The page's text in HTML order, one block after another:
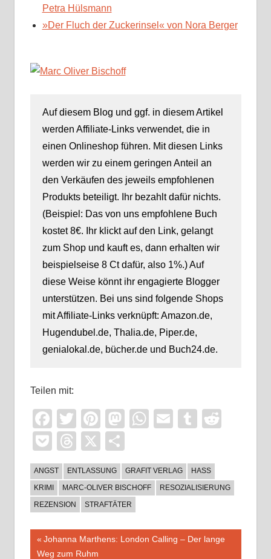
Petra Hülsmann
»Der Fluch der Zuckerinsel« von Nora Berger
Auf diesem Blog und ggf. in diesem Artikel
werden Affiliate-Links verwendet, die in
einen Onlineshop führen. Mit diesen Links
werden wir zu einem geringen Anteil an
den Verkäufen des jeweils empfohlenen
Produkts beteiligt. Ihr bezahlt dafür nichts.
(Beispiel: Das von uns empfohlene Buch
kostet 8€. Ihr klickt auf den Link, gelangt
zum Shop und kauft es, dann erhalten wir
beispielseise 8 Ct dafür, also 1%.) Auf
diese Weise könnt ihr engagierte Blogger
unterstützen. Bei uns sind folgende Shops
mit Affiliate-Links verknüpft: Amazon.de,
Hugendubel.de, Thalia.de, Piper.de,
genialokal.de, bücher.de und Buch24.de.
Teilen mit:
Facebook
TwitterPinterest
Mastodon
WhatsApp
EmailTumblr
PocketThreads
X
ANGST ENTLASSUNG GRAFIT VERLAG
HASS
KRIMI
MARC-OLIVER BISCHOFF
RESOZIALISIERUNG
REZENSION
STRAFTÄTER
Beitragsnavigation
Vorheriger
Beitrag:
Johanna Marthens: London Calling – Der lange
Weg zum Ruhm